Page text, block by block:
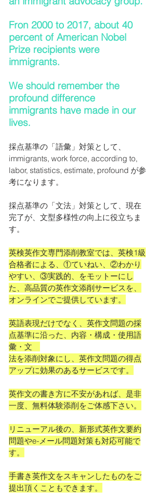
Fron 2000 to 2017, about 40
percent of American Nobel
Prize recipients were
immigrants.
We should remember the
profound difference
immigrants have made in our
lives.
採点基準の「語彙」対策として、
immigrants, work force, according to,
labor, statistics, estimate, profound が参
考になります。
採点基準の「文法」対策として、現在
完了が、文型多様性の向上に役立ちま
す。
英検英作文専門添削教室では、英検1級
合格者による、①ていねい、②わかり
やすい、③実践的、をモットーにし
た、高品質の英作文添削サービスを、
オンラインでご提供しています。
英語表現だけでなく、英作文問題の採
点基準に沿った、内容・構成・使用語
彙・文
法を添削対象にし、英作文問題の得点
アップに効果のあるサービスです。
英作文の書き方に不安があれば、是非
一度、無料体験添削をご体感下さい。
リニューアル後の、新形式英作文要約
問題やe-メール問題対策も対応可能で
す。
手書き英作文をスキャンしたものをご
提出頂くこともできます。